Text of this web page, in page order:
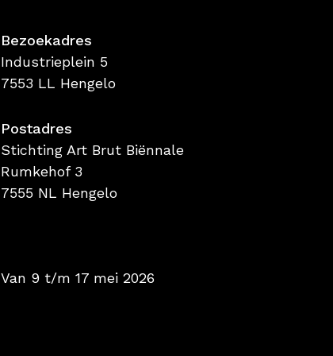
Bezoekadres
Industrieplein 5
7553 LL Hengelo
Postadres
Stichting Art Brut Biënnale
Rumkehof 3
7555 NL Hengelo
Van 9 t/m 17 mei 2026